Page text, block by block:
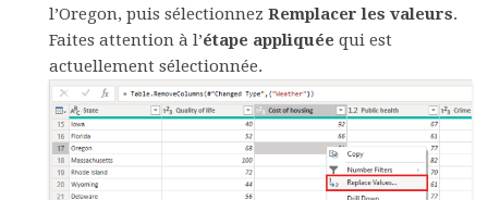
l’Oregon, puis sélectionnez Remplacer les valeurs.
Faites attention à l’étape appliquée qui est
actuellement sélectionnée.